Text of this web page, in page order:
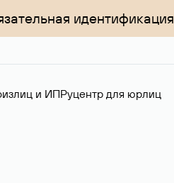
и ИПРуцентр для юрлиц